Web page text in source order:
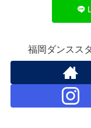
福岡ダンスス